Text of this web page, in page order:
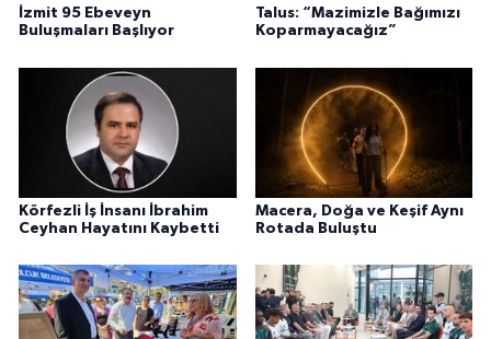
İzmit 95 Ebeveyn
Buluşmaları Başlıyor
Talus: “Mazimizle Bağımızı
Koparmayacağız”
Körfezli İş İnsanı İbrahim
Ceyhan Hayatını Kaybetti
Macera, Doğa ve Keşif Aynı
Rotada Buluştu